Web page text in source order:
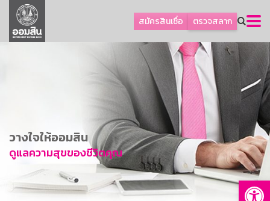
สมัครสินเชื่อ ตรวจสลาก
ลูกค้าธุรกิจ
ลูกค้าผู้ประกอบรายย่อย
การพัฒนาที่ยั่งยืน
ข่าวสาร
บริการทางการเงิน
อื่นๆ
วางใจให้ออมสิน
ดูแลความสุขของชีวิตคุณ